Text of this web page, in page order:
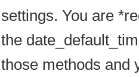
settings. You are
the
those methods and